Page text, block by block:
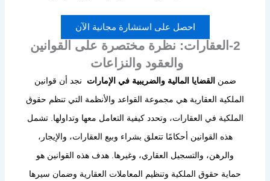
احصل على استشارة مجانية الآن
2-العقارات: نظرة مختصرة على القوانين
والعقود والنزاعات
ضمن القضايا المالية والضريبية في الإمارات نجد أن قوانين
الملكية العقارية هي مجموعة القواعد والأنظمة التي تنظم حقوق
الملكية في العقارات، وتحدد كيفية التعامل معها وتداولها. تشمل
هذه القوانين أحكامًا تتعلق بشراء وبيع العقارات، والإيجار،
والرهن، والتسجيل العقاري، وغيرها. هدف هذه القوانين هو
حماية حقوق الملكية وتنظيم المعاملات العقارية وضمان سيرها